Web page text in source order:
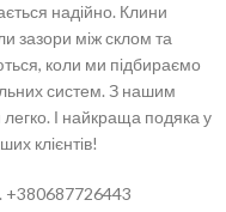
надійно. Клини
зазори між склом та
коли ми підбираємо
систем. З нашим
І найкраща подяка у
клієнтів!
+380687726443